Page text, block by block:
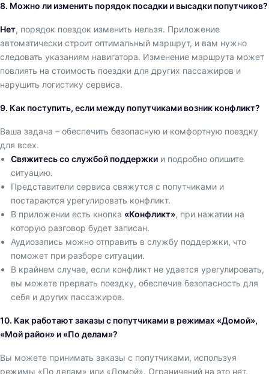
8. Можно ли изменить порядок посадки и высадки попутчиков?
Нет, порядок поездок изменить нельзя. Приложение
автоматически строит оптимальный маршрут, и вам нужно
следовать указаниям навигатора. Изменение маршрута может
повлиять на стоимость поездки для других пассажиров и
нарушить логистику сервиса.
9. Как поступить, если между попутчиками возник конфликт?
Ваша задача – обеспечить безопасную и комфортную поездку
для всех.
Свяжитесь со службой поддержки и подробно опишите
ситуацию.
Представители сервиса свяжутся с попутчиками и
постараются урегулировать конфликт.
В приложении есть кнопка «Конфликт», при нажатии на
которую разговор будет записан.
Аудиозапись можно отправить в службу поддержки, что
поможет при разборе ситуации.
В крайнем случае, если конфликт не удается урегулировать,
вы можете прервать поездку, обеспечив безопасность для
себя и других пассажиров.
10. Как работают заказы с попутчиками в режимах «Домой»,
«Мой район» и «По делам»?
Вы можете принимать заказы с попутчиками, используя
режимы «По делам» или «Домой». Ограничений на это нет.